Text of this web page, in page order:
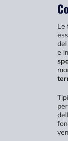
Le
e